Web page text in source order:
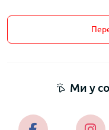
Ми у